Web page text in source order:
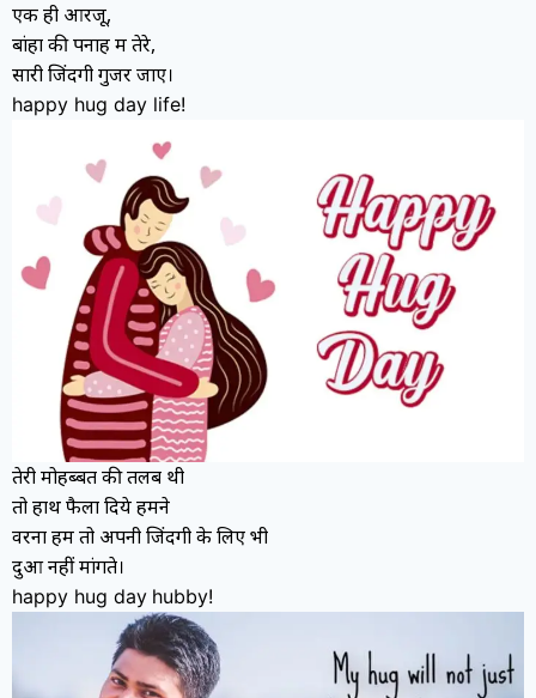
एक ही आरजू,
बांहों की पनाह में तेरे,
सारी जिंदगी गुजर जाए।
happy hug day life!
तेरी मोहब्बत की तलब थी
तो हाथ फैला दिये हमने
वरना हम तो अपनी जिंदगी के लिए भी
दुआ नहीं मांगते।
happy hug day hubby!